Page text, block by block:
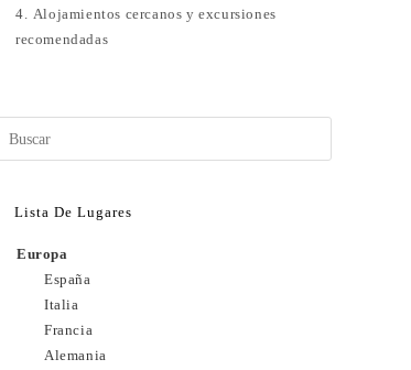
4. Alojamientos cercanos y excursiones
recomendadas
Lista De Lugares
Europa
España
Italia
Francia
Alemania